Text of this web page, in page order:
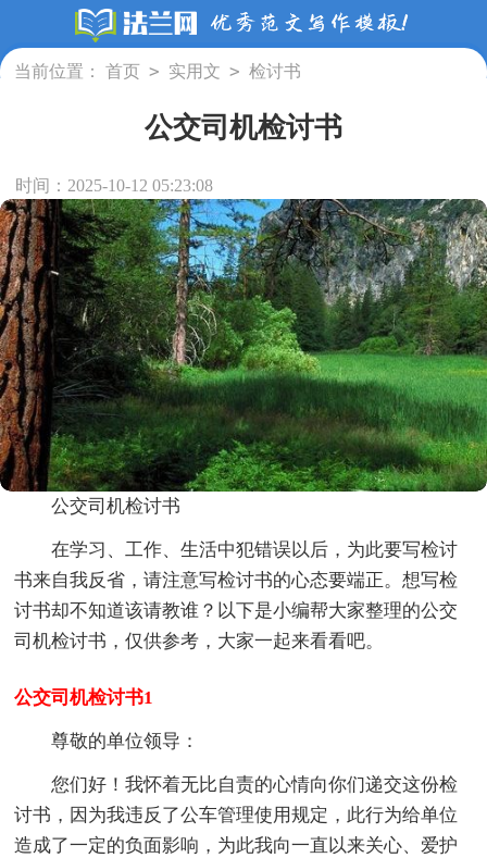
当前位置： 首页 > 实用文 > 检讨书
公交司机检讨书
时间：2025-10-12 05:23:08
公交司机检讨书
在学习、工作、生活中犯错误以后，为此要写检讨
书来自我反省，请注意写检讨书的心态要端正。想写检
讨书却不知道该请教谁？以下是小编帮大家整理的公交
司机检讨书，仅供参考，大家一起来看看吧。
公交司机检讨书1
尊敬的单位领导：
您们好！我怀着无比自责的心情向你们递交这份检
讨书，因为我违反了公车管理使用规定，此行为给单位
造成了一定的负面影响，为此我向一直以来关心、爱护